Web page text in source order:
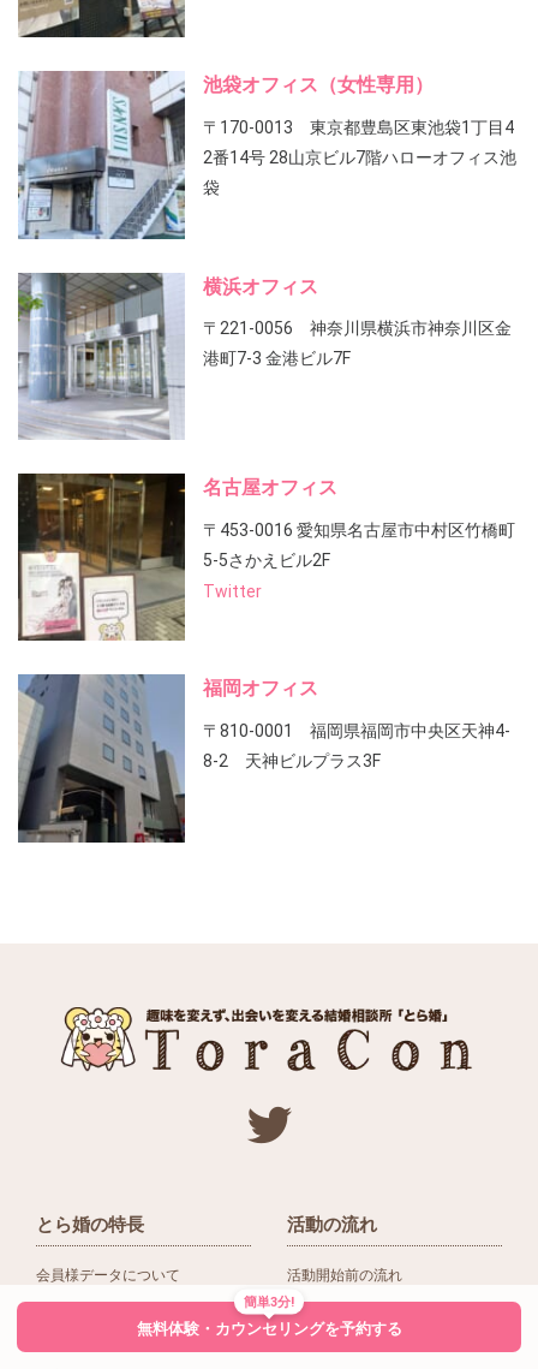
池袋オフィス（女性専用）
〒170-0013 東京都豊島区東池袋1丁目4
2番14号 28山京ビル7階ハローオフィス池
袋
横浜オフィス
〒221-0056 神奈川県横浜市神奈川区金
港町7-3 金港ビル7F
名古屋オフィス
〒453-0016 愛知県名古屋市中村区竹橋町
5-5さかえビル2F
Twitter
福岡オフィス
〒810-0001 福岡県福岡市中央区天神4-
8-2 天神ビルプラス3F
とら婚の特長
会員様データについて
活動の流れ
活動開始前の流れ
入会後の活動の流れ
簡単3分!
無料体験・カウンセリングを予約する